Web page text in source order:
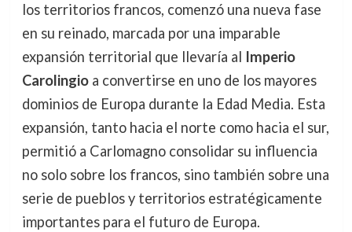
los territorios francos, comenzó una nueva fase
en su reinado, marcada por una imparable
expansión territorial que llevaría al Imperio
Carolingioa convertirse en uno de los mayores
dominios de Europa durante la Edad Media. Esta
expansión, tanto hacia el norte como hacia el sur,
permitió a Carlomagno consolidar su influencia
no solo sobre los francos, sino también sobre una
serie de pueblos y territorios estratégicamente
importantes para el futuro de Europa.